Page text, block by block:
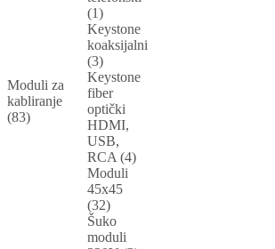
Moduli za
kabliranje
(83)
(1)
Keystone
koaksijalni
(3)
Keystone
fiber
optički
HDMI,
USB,
RCA (4)
Moduli
45x45
(32)
Šuko
moduli